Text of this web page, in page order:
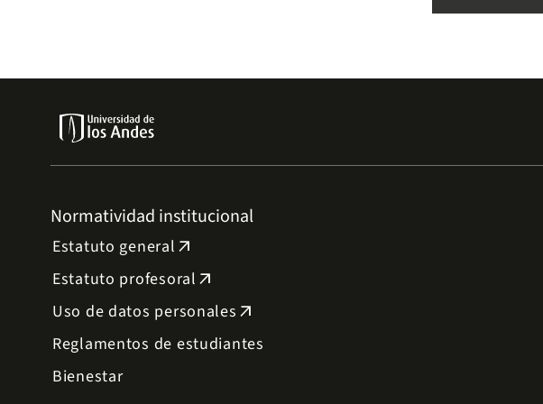
Normatividad institucional
Estatuto general arrow_outward
Estatuto profesoral arrow_outward
Uso de datos personales arrow_outward
Reglamentos de estudiantes
Bienestar